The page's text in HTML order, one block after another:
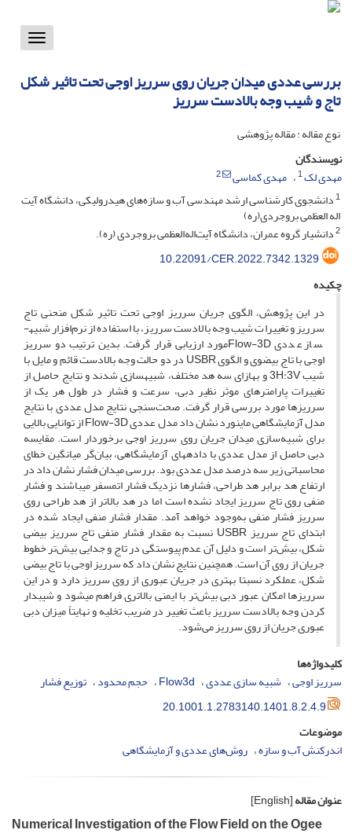
Toggle
بررسی عددی میدان جریان روی سرریز اوجی تحت تاثیر شکل
تاج و شیب وجه بالادست سرریز
نوع مقاله : مقاله پژوهشی
نویسندگان
مهدی لک1 مهدی کماسی
2
1دانشجوی کارشناسی ارشد مهندسی آب و سازه‌های هیدرولیکی، دانشگاه آیت
اله العظمی بروجردی(ره)
2دانشیار گروه عمران، دانشگاه آیت‌اله‌العظمی بروجردی (ره).
10.22091/CER.2022.7342.1329
چکیده
در این پژوهش، الگوی جریان سرریز اوجی تحت تاثیر شکل منحنی تاج
سرریز و تغییرات شیب وجه بالادست سرریز، با استفاده از نرم‌افزار شبیه­
ساز عددی Flow-3Dمورد ارزیابی قرار گرفت. بدین ترتیب دو سرریز
اوجی با تاج بیضوی و الگوی USBR در دو حالت وجه بالادست قائم و مایل با
شیب 3H:3V و به­ازای سه هد مختلف، شبیه­سازی شدند و نتایج حاصل از
تغییرات پارامترهای موثر نظیر دبی، سرعت و فشار در طول هر یک از
سرریز­ها مورد بررسی قرار گرفت. صحت‌سنجی نتایج مدل عددی با نتایج
مدل آزمایشگاهی ماینورد نشان داد مدل عددی Flow-3D از توانایی بالایی
برای شبیه‌سازی میدان جریان روی سرریز اوجی برخوردار است. مقایسه
دبی حاصل از مدل عددی با داده­های آزمایشگاهی، بیان‌گر میانگین خطای
محاسباتی زیر سه درصد مدل عددی بود. بررسی میدان فشار نشان داد در
ارتفاع هد برابر هد طراحی، فشارها نزدیک فشار اتمسفر می­باشند و فشار
منفی روی تاج سرریز ایجاد نشده است اما در هد بالاتر از هد طراحی روی
سرریز فشار منفی به‌وجود خواهد آمد. مقدار فشار منفی ایجاد شده در
ابتدای تاج سرریز USBR نسبت به مقدار فشار منفی تاج سرریز بیضی
شکل، بیش‌تر است و دلیل آن عدم پیوستگی در تاج و جدایی بیش‌تر خطوط
جریان از روی آن است. همچنین نتایج نشان داد که سرریز اوجی با تاج بیضی
شکل، عملکرد نسبتا بهتری در جریان عبوری از روی سرریز دارد و در این
سرریزها امکان عبور دبی­ بیش‌تر با ایمنی بالاتری فراهم می­شود و شیب­دار
کردن وجه بالادست سرریز باعث تغییر در ضریب تخلیه و نهایتاً میزان دبی
عبوری جریان از روی سرریز می‌شود.
کلیدواژه‌ها
سرریز اوجی شبیه سازی عددی Flow3d حجم محدود توزیع فشار
20.1001.1.2783140.1401.8.2.4.9
موضوعات
اندرکنش آب و سازه روش‌های عددی و آزمایشگاهی
عنوان مقاله[English]
Numerical Investigation of the Flow Field on the Ogee